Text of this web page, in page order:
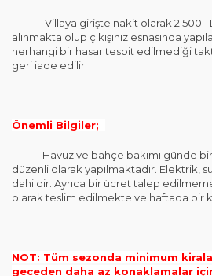
Villaya girişte nakit olarak 2.500
alınmakta olup çıkışınız esnasında
herhangi bir hasar tespit edilmediği
geri iade edilir.
Önemli Bilgiler;
Havuz ve bahçe bakımı günde bir
düzenli olarak yapılmaktadır. Elektrik,
dahildir. Ayrıca bir ücret talep
olarak teslim edilmekte ve haftada bir
NOT: Tüm sezonda minimum
geceden daha az konaklamalar